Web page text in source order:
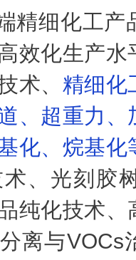
精细化工产
效化生产
术、 精细化
、超重力
化、烷基化
、光刻胶
纯化技术
离与VOCs